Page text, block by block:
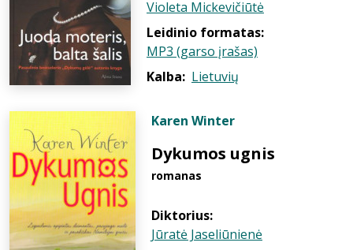
Violeta Mickevičiūtė
Leidinio formatas:
MP3 (garso įrašas)
Kalba: Lietuvių
Karen Winter
Dykumos ugnis
romanas
Diktorius:
Jūratė Jaseliūnienė